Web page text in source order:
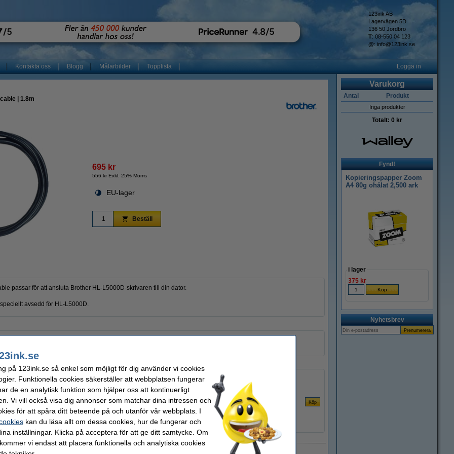
123ink AB
Lagervägen 5D
136 50 Jordbro
T: 08-550 04 123
@: info@123ink.se
Kontakta oss Blogg Målarbilder Topplista Logga in
| 1.8m
695 kr
556 kr Exkl. 25% Moms
EU-lager
Beställ
passar för att ansluta Brother HL-L5000D-skrivaren till din dator.
avsedd för HL-L5000D.
6st
Varukorg
Antal Produkt
Inga produkter
Totalt: 0 kr
Fynd!
Kopieringspapper Zoom
A4 80g ohålat 2,500 ark
i lager
375 kr
Nyhetsbrev
på 123ink.se så enkel som möjligt för dig använder vi cookies
Funktionella cookies säkerställer att webbplatsen fungerar
de en analytisk funktion som hjälper oss att kontinuerligt
Vi vill också visa dig annonser som matchar dina intressen och
för att spåra ditt beteende på och utanför vår webbplats. I
kan du läsa allt om dessa cookies, hur de fungerar och
inställningar. Klicka på acceptera för att ge ditt samtycke. Om
vi endast att placera funktionella och analytiska cookies